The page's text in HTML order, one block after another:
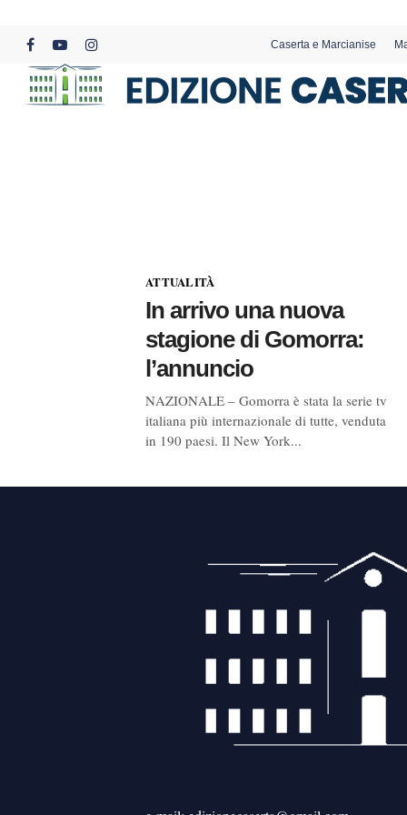
content
facebookyoutubeinstagram
Caserta e Marcianise
ATTUALITÀ
In arrivo una nuova
stagione di Gomorra:
l’annuncio
NAZIONALE – Gomorra è stata la serie tv
italiana più internazionale di tutte, venduta
in 190 paesi. Il New York...